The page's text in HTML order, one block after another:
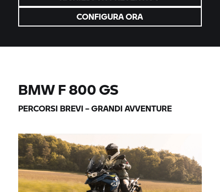
CONFIGURA ORA
BMW F 800 GS
PERCORSI BREVI – GRANDI AVVENTURE